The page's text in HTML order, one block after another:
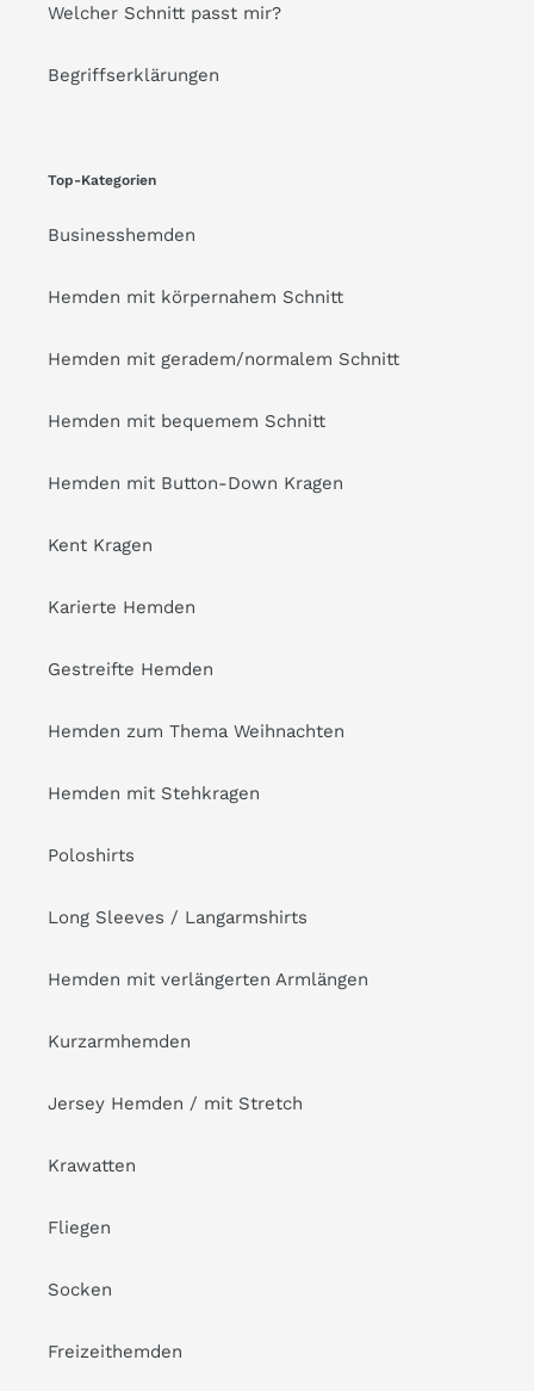
Welcher Schnitt passt mir?
Begriffserklärungen
Top-Kategorien
Businesshemden
Hemden mit körpernahem Schnitt
Hemden mit geradem/normalem Schnitt
Hemden mit bequemem Schnitt
Hemden mit Button-Down Kragen
Kent Kragen
Karierte Hemden
Gestreifte Hemden
Hemden zum Thema Weihnachten
Hemden mit Stehkragen
Poloshirts
Long Sleeves / Langarmshirts
Hemden mit verlängerten Armlängen
Kurzarmhemden
Jersey Hemden / mit Stretch
Krawatten
Fliegen
Socken
Freizeithemden